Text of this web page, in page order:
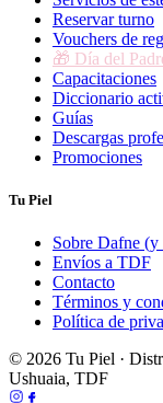
Reservar turno
Vouchers de
🎁 Día del
Capacitaciones
Diccionario
Guías
Descargas
Promociones
Tu Piel
Sobre Dafne (y
Envíos a TDF
Contacto
Términos y
Política de
© 2026 Tu Piel ·
Ushuaia, TDF